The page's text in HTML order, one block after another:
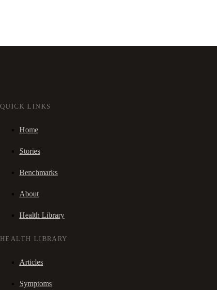
QUICK LINKS
Home
Stories
Benchmarks
About
Health Library
HEALTH LIBRARY
Articles
Symptoms